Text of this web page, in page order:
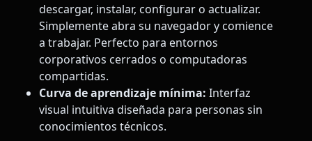
descargar, instalar, configurar o actualizar.
Simplemente abra su navegador y comience
a trabajar. Perfecto para entornos
corporativos cerrados o computadoras
compartidas.
Curva de aprendizaje mínima: Interfaz
visual intuitiva diseñada para personas sin
conocimientos técnicos.